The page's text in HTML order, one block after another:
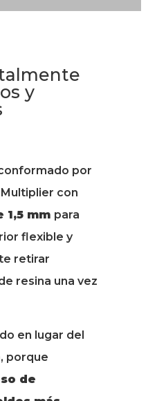
y
por
con
1,5 mm para
flexible y
retirar
resina una vez
en lugar del
porque
de